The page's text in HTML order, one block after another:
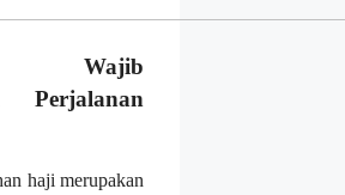
Wajib
Perjalanan
haji merupakan